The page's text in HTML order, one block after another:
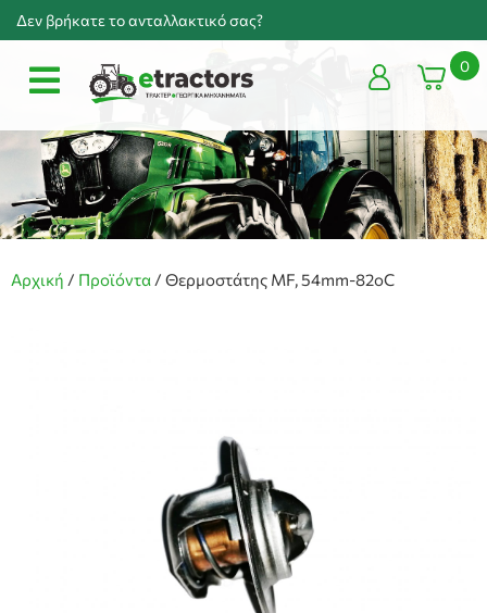
Δεν βρήκατε το ανταλλακτικό σας?
0
Αρχική / Προϊόντα / Θερμοστάτης MF, 54mm-82oC